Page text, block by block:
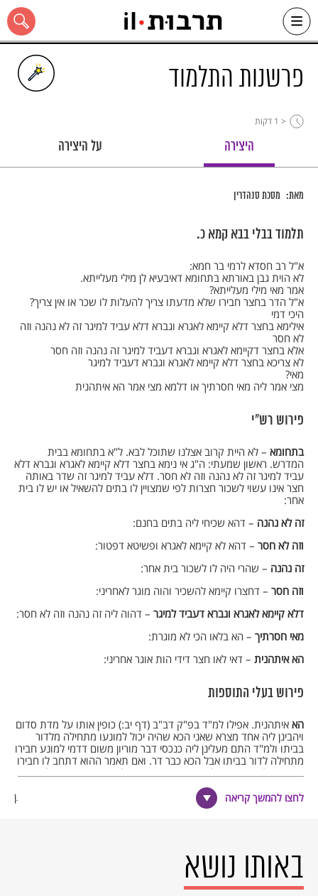
Skip
content
כל האתר
פרשנות התלמוד
< 1 דקות
היצירה על היצירה
מאת: מסכת סנהדרין
תלמוד בבלי בבא קמא כ.
א"ל רב חסדא לרמי בר חמא:
לא הוית גבן באורתא בתחומא דאיבעיא לן מילי מעלייתא.
אמר מאי מילי מעלייתא?
א"ל הדר בחצר חבירו שלא מדעתו צריך להעלות לו שכר או אין צריך?
היכי דמי
אילימא בחצר דלא קיימא לאגרא וגברא דלא עביד למיגר זה לא נהנה וזה
לא חסר
אלא בחצר דקיימא לאגרא וגברא דעביד למיגר זה נהנה וזה חסר
לא צריכא בחצר דלא קיימא לאגרא וגברא דעביד למיגר
מאי?
מצי אמר ליה מאי חסרתיך או דלמא מצי אמר הא איתהנית
פירוש רש"י
בתחומא – לא היית קרוב אצלנו שתוכל לבא. ל"א בתחומא בבית
המדרש. ראשון שמעתי: ה"ג אי נימא בחצר דלא קיימא לאגרא וגברא דלא
עביד למיגר זה לא נהנה וזה לא חסר. דלא עביד למיגר זה שדר באותה
חצר אינו עשוי לשכור חצרות לפי שמצויין לו בתים להשאיל או יש לו בית
אחר:
זה לא נהנה – דהא שכיחי ליה בתים בחנם:
וזה לא חסר – דהא לא קיימא לאגרא ופשיטא דפטור:
זה נהנה – שהרי היה לו לשכור בית אחר:
וזה חסר – דחצרו קיימא להשכיר והוה מוגר לאחריני:
דלא קיימא לאגרא וגברא דעביד למיגר – דהוה ליה זה נהנה וזה לא חסר:
מאי חסרתיך – הא בלאו הכי לא מוגרת:
הא איתהנית – דאי לאו חצר דידי הות אוגר אחריני:
פירוש בעלי התוספות
הא איתהנית. אפילו למ"ד בפ"ק דב"ב (דף יב:) כופין אותו על מדת סדום
ויהבינן ליה אחד מצרא שאני הכא שהיה יכול למונעו מתחילה מלדור
בביתו ולמ"ד התם מעלינן ליה כנכסי דבר מוריון משום דדמי למונע חבירו
מתחילה לדור בביתו אבל הכא כבר דר. ואם תאמר ההוא דתחב לו חבירו
בבית הבליעה דריש אלו נערות (כתובות דף ל:) אמאי חייב האוכל זה
נהנה וזה לא חסר הוא שאם היה מחזיר היתה נמאסת ואין שוה כלום וי"ל
דלא דמי הואיל ונהנה מחמת החסרון שהיה מתחילה מידי דהוי אהא דתנן
מתוך הרחבה משלם מה שנהנית דאלעיסה לא מחייב דהוי שן ברה"'ר
פירוש רבנו חננאל
הא דאמר ליה רב חסדא לרמי בר חמא להוית גבן באורתא וכו' דברים
לחצו להמשך קריאה
באותו נושא